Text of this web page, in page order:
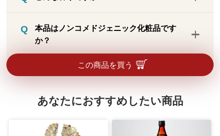
この商品を買う
す。塗って10分ほど経つと肌になじみ、塗
った直後のような白浮きが解消します。
すが、ほとんど感じない程度です。
本品はノンコメドジェニック化粧品です
か？
ノンコメドとしての試験は実施しておりま
せん。
あなたにおすすめしたい商品